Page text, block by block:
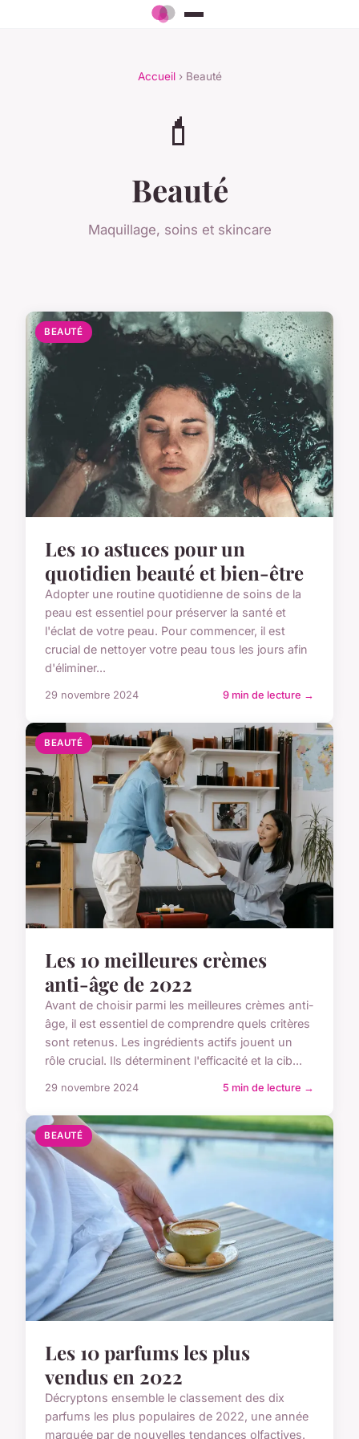
Accueil› Beauté
💄
Beauté
Maquillage, soins et skincare
BEAUTÉ
Les 10 astuces pour un
quotidien beauté et bien-être
Adopter une routine quotidienne de soins de la
peau est essentiel pour préserver la santé et
l'éclat de votre peau. Pour commencer, il est
crucial de nettoyer votre peau tous les jours afin
d'éliminer...
29 novembre 2024 9 min de lecture →
BEAUTÉ
Les 10 meilleures crèmes
anti-âge de 2022
Avant de choisir parmi les meilleures crèmes anti-
âge, il est essentiel de comprendre quels critères
sont retenus. Les ingrédients actifs jouent un
rôle crucial. Ils déterminent l'efficacité et la cib...
29 novembre 2024 5 min de lecture →
BEAUTÉ
Les 10 parfums les plus
vendus en 2022
Décryptons ensemble le classement des dix
parfums les plus populaires de 2022, une année
marquée par de nouvelles tendances olfactives.